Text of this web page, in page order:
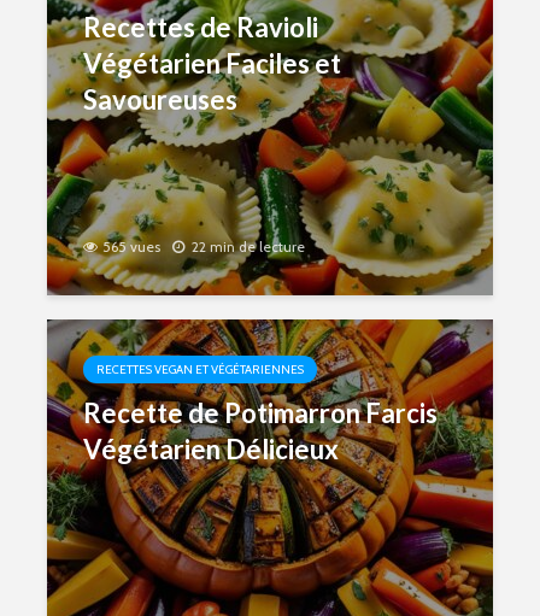
Recettes de Ravioli
Végétarien Faciles et
Savoureuses
565 vues 22 min de lecture
RECETTES VEGAN ET VÉGÉTARIENNES
Recette de Potimarron Farcis
Végétarien Délicieux